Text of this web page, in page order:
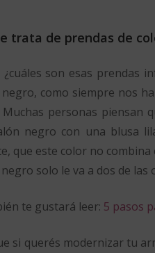
trata de prendas de
¿cuáles son esas prendas
como siempre nos
Muchas personas piensan
negro con una blusa
que este color no
solo le va a dos de las
te gustará leer: 5 pasos
si querés modernizar tu